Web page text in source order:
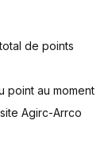
de points
point au moment
Agirc-Arrco